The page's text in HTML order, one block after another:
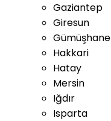
Gaziantep
Giresun
Gümüşhane
Hakkari
Hatay
Mersin
Iğdır
Isparta